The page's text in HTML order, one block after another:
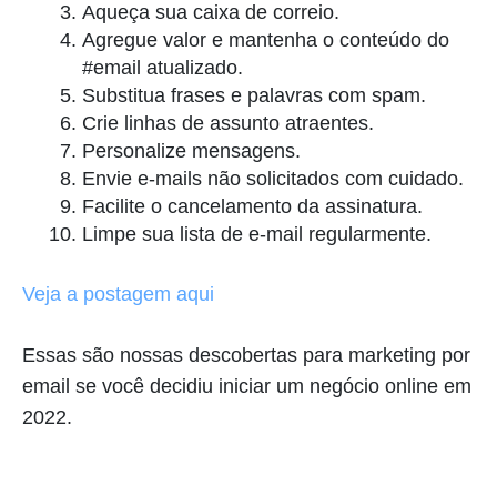
Aqueça sua caixa de correio.
Agregue valor e mantenha o conteúdo do
#email atualizado.
Substitua frases e palavras com spam.
Crie linhas de assunto atraentes.
Personalize mensagens.
Envie e-mails não solicitados com cuidado.
Facilite o cancelamento da assinatura.
Limpe sua lista de e-mail regularmente.
Veja a postagem aqui
Essas são nossas descobertas para marketing por
email se você decidiu iniciar um negócio online em
2022.